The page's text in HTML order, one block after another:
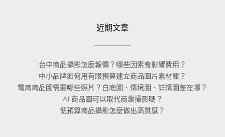
近期文章
台中商品攝影怎麼報價？哪些因素會影響費用？
中小品牌如何用有限預算建立商品圖片素材庫？
電商商品圖需要哪些照片？白底圖、情境圖、詳情圖差在哪？
AI 商品圖可以取代商業攝影嗎？
低預算商品攝影怎麼做出高質感？